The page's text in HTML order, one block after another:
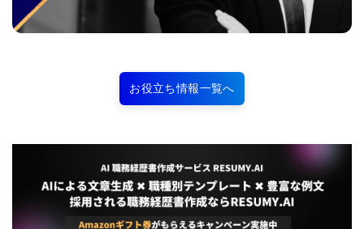
お役立ち情報一覧へ